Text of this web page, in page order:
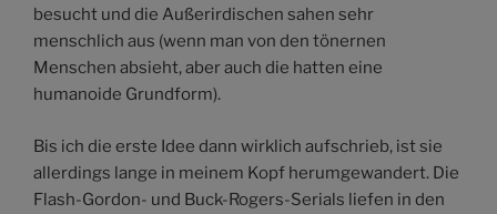
besucht und die Außerirdischen sahen sehr
menschlich aus (wenn man von den tönernen
Menschen absieht, aber auch die hatten eine
humanoide Grundform).
Bis ich die erste Idee dann wirklich aufschrieb, ist sie
allerdings lange in meinem Kopf herumgewandert. Die
Flash-Gordon- und Buck-Rogers-Serials liefen in den